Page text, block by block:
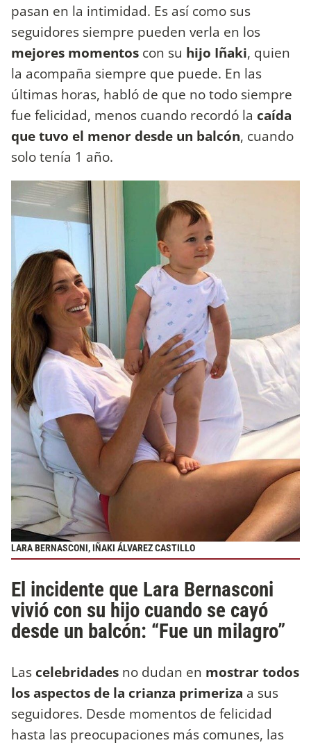
pasan en la intimidad. Es así como sus
seguidores siempre pueden verla en los
mejores momentos con su hijo Iñaki, quien
la acompaña siempre que puede. En las
últimas horas, habló de que no todo siempre
fue felicidad, menos cuando recordó la caída
que tuvo el menor desde un balcón, cuando
solo tenía 1 año.
LARA BERNASCONI, IÑAKI ÁLVAREZ CASTILLO
El incidente que Lara Bernasconi
vivió con su hijo cuando se cayó
desde un balcón: “Fue un milagro”
Las celebridades no dudan en mostrar todos
los aspectos de la crianza primeriza a sus
seguidores. Desde momentos de felicidad
hasta las preocupaciones más comunes, las